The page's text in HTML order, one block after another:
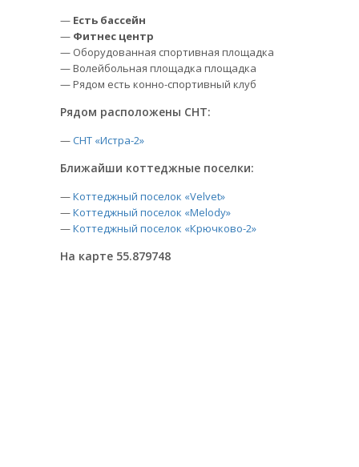
— Есть бассейн
— Фитнес центр
— Оборудованная спортивная площадка
— Волейбольная площадка площадка
— Рядом есть конно-спортивный клуб
Рядом расположены СНТ:
—СНТ «Истра-2»
Ближайши коттеджные поселки:
—Коттеджный поселок «Velvet»
—Коттеджный поселок «Melody»
—Коттеджный поселок «Крючково-2»
На карте 55.879748